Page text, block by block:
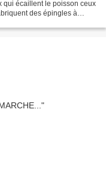
qui écaillent le poisson ceux
des épingles à